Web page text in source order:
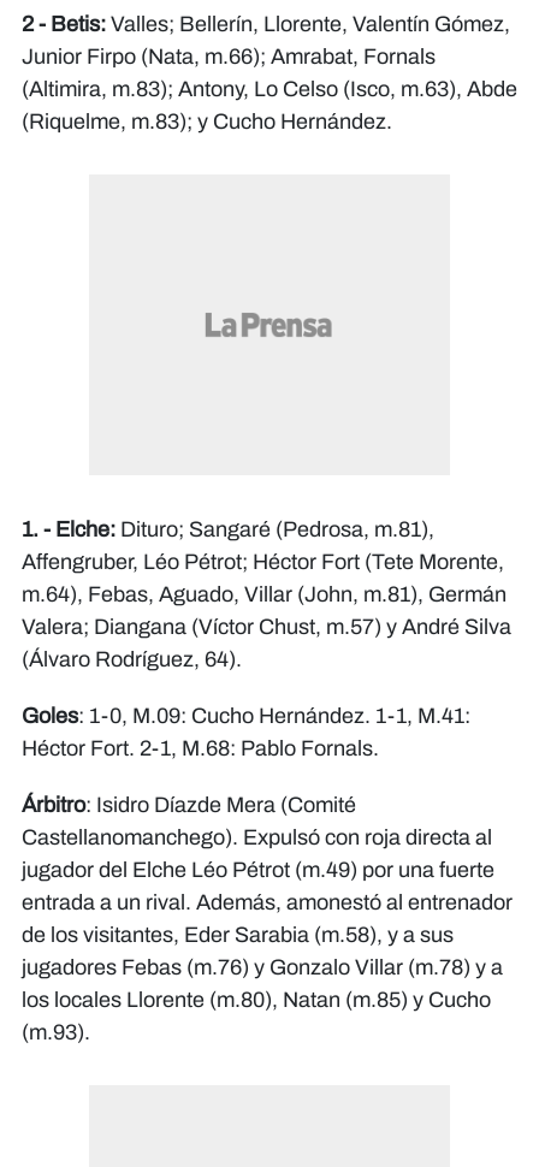
2 - Betis: Valles; Bellerín, Llorente, Valentín Gómez,
Junior Firpo (Nata, m.66); Amrabat, Fornals
(Altimira, m.83); Antony, Lo Celso (Isco, m.63), Abde
(Riquelme, m.83); y Cucho Hernández.
1. - Elche: Dituro; Sangaré (Pedrosa, m.81),
Affengruber, Léo Pétrot; Héctor Fort (Tete Morente,
m.64), Febas, Aguado, Villar (John, m.81), Germán
Valera; Diangana (Víctor Chust, m.57) y André Silva
(Álvaro Rodríguez, 64).
Goles: 1-0, M.09: Cucho Hernández. 1-1, M.41:
Héctor Fort. 2-1, M.68: Pablo Fornals.
Árbitro: Isidro Díazde Mera (Comité
Castellanomanchego). Expulsó con roja directa al
jugador del Elche Léo Pétrot (m.49) por una fuerte
entrada a un rival. Además, amonestó al entrenador
de los visitantes, Eder Sarabia (m.58), y a sus
jugadores Febas (m.76) y Gonzalo Villar (m.78) y a
los locales Llorente (m.80), Natan (m.85) y Cucho
(m.93).